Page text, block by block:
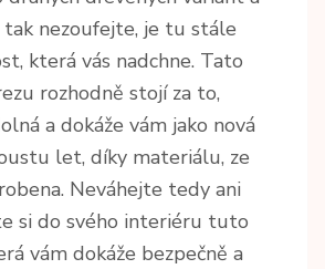
nezoufejte, je tu stále
která vás nadchne. Tato
rozhodně stojí za to,
a dokáže vám jako nová
let, díky materiálu, ze
Neváhejte tedy ani
si do svého interiéru tuto
vám dokáže bezpečně a